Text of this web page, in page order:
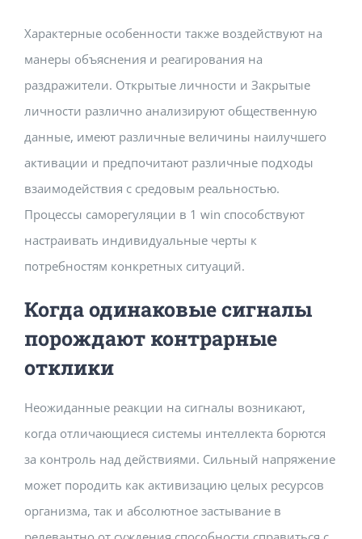
Характерные особенности также воздействуют на
манеры объяснения и реагирования на
раздражители. Открытые личности и Закрытые
личности различно анализируют общественную
данные, имеют различные величины наилучшего
активации и предпочитают различные подходы
взаимодействия с средовым реальностью.
Процессы саморегуляции в 1 win способствуют
настраивать индивидуальные черты к
потребностям конкретных ситуаций.
Когда одинаковые сигналы
порождают контрарные
отклики
Неожиданные реакции на сигналы возникают,
когда отличающиеся системы интеллекта борются
за контроль над действиями. Сильный напряжение
может породить как активизацию целых ресурсов
организма, так и абсолютное застывание в